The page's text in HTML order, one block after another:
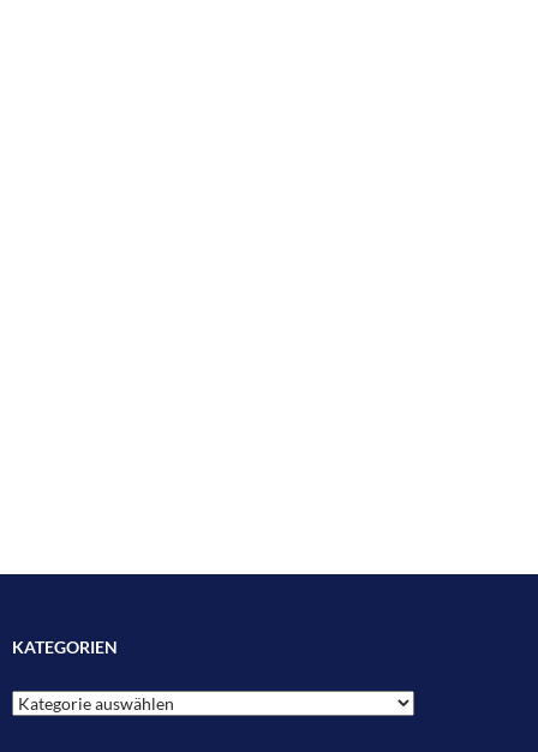
KATEGORIEN
Kategorien